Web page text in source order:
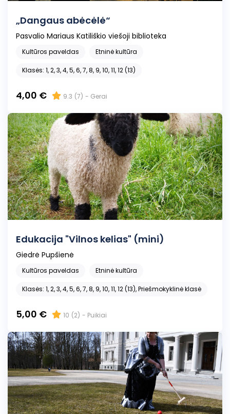
„Dangaus abėcėlė“
Pasvalio Mariaus Katiliškio viešoji biblioteka
Kultūros paveldas Etninė kultūra
Klasės: 1, 2, 3, 4, 5, 6, 7, 8, 9, 10, 11, 12 (13)
4,00 € 9.3 (7) - Gerai
Edukacija "Vilnos kelias" (mini)
Giedrė Pupšienė
Kultūros paveldas Etninė kultūra
Klasės: 1, 2, 3, 4, 5, 6, 7, 8, 9, 10, 11, 12 (13), Priešmokyklinė klasė
5,00 € 10 (2) - Puikiai